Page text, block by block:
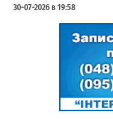
30-07-2026 в 19:58